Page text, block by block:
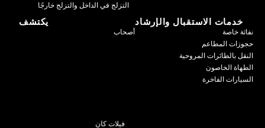
التزلج في الداخل والتزلج خارجًا
خدمات الاستقبال والإرشاد
نفاثة خاصة
حجوزات المطاعم
النقل بالطائرات المروحية
الطهاة الخاصون
السيارات الفاخرة
يكتشف
أصحاب
فيلات كان